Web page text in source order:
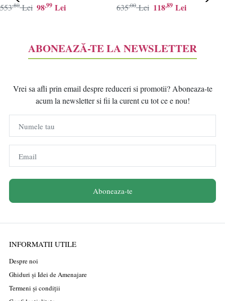
98,99 Lei
553,80 Lei 118,89 Lei
635,00 Lei
ABONEAZĂ-TE LA NEWSLETTER
Vrei sa afli prin email despre reduceri si promotii? Aboneaza-te
acum la newsletter si fii la curent cu tot ce e nou!
Numele tau
Email
Aboneaza-te
INFORMATII UTILE
Despre noi
Ghiduri și Idei de Amenajare
Termeni și condiții